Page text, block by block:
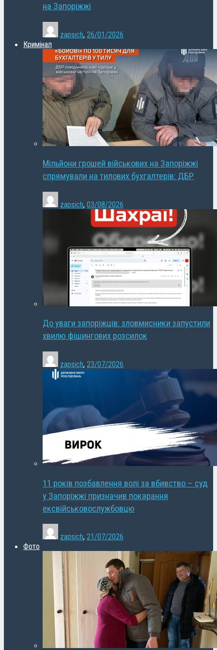
на Запоріжжі
zapsich, 26/01/2026
Кримінал
Мільйони грошей військових на Запоріжжі
спрямували на тилових бухгалтерів: ДБР
zapsich, 03/08/2026
До уваги запоріжців: зловмисники запустили
хвилю фішингових розсилок
zapsich, 23/07/2026
11 років позбавлення волі за вбивство – суд
у Запоріжжі призначив покарання
ексвійськовослужбовцю
zapsich, 21/07/2026
Фото